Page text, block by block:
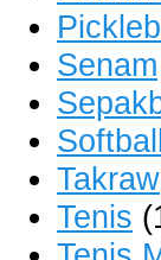
Senam
Takraw
Tenis